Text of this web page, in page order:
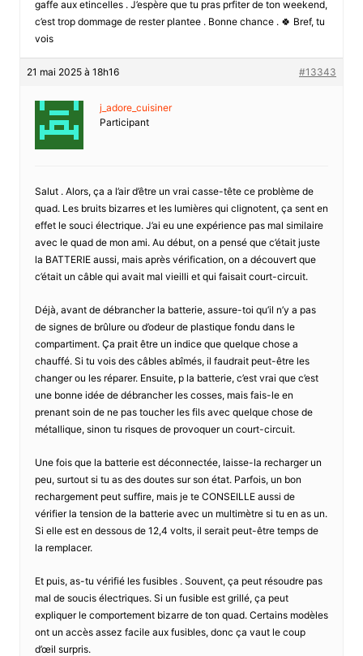
gaffe aux etincelles . J’espère que tu pras prfiter de ton weekend,
c’est trop dommage de rester plantee . Bonne chance . 🍀 Bref, tu
vois
21 mai 2025 à 18h16 #13343
j_adore_cuisiner
Participant
Salut . Alors, ça a l’air d’être un vrai casse-tête ce problème de
quad. Les bruits bizarres et les lumières qui clignotent, ça sent en
effet le souci électrique. J’ai eu une expérience pas mal similaire
avec le quad de mon ami. Au début, on a pensé que c’était juste
la BATTERIE aussi, mais après vérification, on a découvert que
c’était un câble qui avait mal vieilli et qui faisait court-circuit.
Déjà, avant de débrancher la batterie, assure-toi qu’il n’y a pas
de signes de brûlure ou d’odeur de plastique fondu dans le
compartiment. Ça prait être un indice que quelque chose a
chauffé. Si tu vois des câbles abîmés, il faudrait peut-être les
changer ou les réparer. Ensuite, p la batterie, c’est vrai que c’est
une bonne idée de débrancher les cosses, mais fais-le en
prenant soin de ne pas toucher les fils avec quelque chose de
métallique, sinon tu risques de provoquer un court-circuit.
Une fois que la batterie est déconnectée, laisse-la recharger un
peu, surtout si tu as des doutes sur son état. Parfois, un bon
rechargement peut suffire, mais je te CONSEILLE aussi de
vérifier la tension de la batterie avec un multimètre si tu en as un.
Si elle est en dessous de 12,4 volts, il serait peut-être temps de
la remplacer.
Et puis, as-tu vérifié les fusibles . Souvent, ça peut résoudre pas
mal de soucis électriques. Si un fusible est grillé, ça peut
expliquer le comportement bizarre de ton quad. Certains modèles
ont un accès assez facile aux fusibles, donc ça vaut le coup
d’œil surpris.